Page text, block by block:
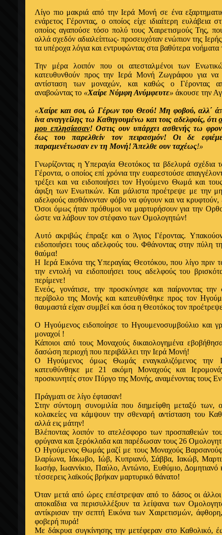
Λίγο πιο μακριά από την Ιερά Μονή σε ένα
ενάρετος Γέροντας, ο οποίος είχε ιδιαίτερη ευλάβεια
οποίος αγαπούσε τόσο πολύ τους Χαιρετισμούς Της,
αλλά σχεδόν αδιαλείπτως- προσευχόταν ενώπιον της
τα υπέροχα λόγια και εντρυφώντας στα βαθύτερα νοήματα
Την μέρα λοιπόν που οι απεσταλμένοι των
κατευθυνθούν προς την Ιερά Μονή Ζωγράφου για να
αντίσταση των μοναχών, και καθώς ο Γέροντας
αναβοώντας το «Χαίρε Νύμφη Ανύμφευτε» άκουσε την
«Χαίρε και σοι, ώ Γέρων του Θεού! Μη φοβού, αλλ΄
ίνα αναγγείλης τω Καθηγουμένω και τοις αδελφοίς, ότι
μου επλησίασαν! Οστις ουν υπάρχει ασθενής τω
έως του παρελθείν τον πειρασμόν! Οι δε
παραμενέτωσαν εν τη Μονή! Άπελθε ουν ταχέως!»
Γνωρίζοντας η Υπεραγία Θεοτόκος τα βδελυρά σχέδια
Γέροντα, ο οποίος επί χρόνια την ευαρεστούσε
τρέξει και να ειδοποιήσει τον Ηγούμενο Θωμά και
άφιξη των Ενωτικών. Και μάλιστα προέτρεψε με την
αδελφούς αισθάνονταν φόβο να φύγουν και να
Όσοι όμως ήταν πρόθυμοι να μαρτυρήσουν για την
ώστε να λάβουν τον στέφανο των Ομολογητών!
Αυτό ακριβώς έπραξε και ο Άγιος Γέροντας.
ειδοποιήσει τους αδελφούς του. Φθάνοντας στην πύλη
θαύμα!
Η Ιερά Εικόνα της Υπεραγίας Θεοτόκου, που λίγο πριν
την εντολή να ειδοποιήσει τους αδελφούς του
περίμενε!
Ενεός, γονάτισε, την προσκύνησε και παίρνοντας
περίβολο της Μονής και κατευθύνθηκε προς τον
θαυμαστά είχαν συμβεί και όσα η Θεοτόκος τον
Ο Ηγούμενος ειδοποίησε το Ηγουμενοσυμβούλιο και
μοναχοί !
Κάποιοι από τους Μοναχούς δικαιολογημένα
δασώση περιοχή που περιβάλλει την Ιερά Μονή!
Ο Ηγούμενος όμως Θωμάς εναγκαλιζόμενος την
κατευθύνθηκε με 21 ακόμη Μοναχούς και
προσκυνητές στον Πύργο της Μονής, αναμένοντας τους
Πράγματι σε λίγο έφτασαν!
Στην σύντομη συνομιλία που διημείφθη μεταξύ των,
κολακείες να κάμψουν την σθεναρή αντίσταση του
αλλά εις μάτην!
Βλέποντας λοιπόν το ατελέσφορο των προσπαθειών
φρύγανα και ξερόκλαδα και παρέδωσαν τους 26
Ο Ηγούμενος Θωμάς μαζί με τους Μοναχούς
Ιλαρίωνα, Ιάκωβο, Ιώβ, Κυπριανό, Σάββα, Ιακώβ,
Ιωσήφ, Ιωαννίκιο, Παύλο, Αντώνιο, Ευθύμιο, Δομητιανό
τέσσερεις λαϊκούς βρήκαν μαρτυρικό θάνατο!
Όταν μετά από ώρες επέστρεψαν από το δάσος οι
αποκαΐδια να περισυλλέξουν τα λείψανα των
αντίκρισαν την σεπτή Εικόνα των Χαιρετισμών,
φοβερή πυρά!
Με δάκρυα συγκίνησης την μετέφεραν στο Καθολικό,